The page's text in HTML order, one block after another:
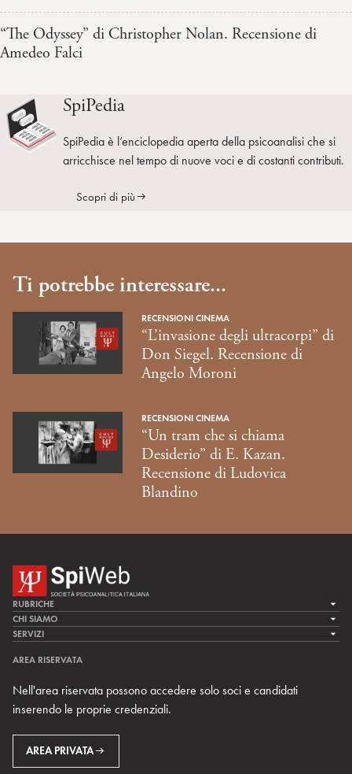
“The Odyssey” di Christopher Nolan. Recensione di
Amedeo Falci
SpiPedia
SpiPedia è l’enciclopedia aperta della psicoanalisi che si
arricchisce nel tempo di nuove voci e di costanti contributi.
Scopri di più
Ti potrebbe interessare...
RECENSIONI CINEMA
“L’invasione degli ultracorpi” di
Don Siegel. Recensione di
Angelo Moroni
RECENSIONI CINEMA
“Un tram che si chiama
Desiderio” di E. Kazan.
Recensione di Ludovica
Blandino
RUBRICHE
LA CURA
LA RICERCA
MULTIMEDIA
CHI SIAMO
LA SPI
TEAM DI SPIWEB
CONTATTI
RIVISTE
SERVIZI
ARCHIVIO STORICO
AREA RISERVATA
Nell'area riservata possono accedere solo soci e candidati
inserendo le proprie credenziali.
AREA PRIVATA